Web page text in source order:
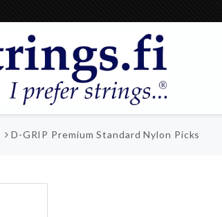
D-GRIP Premium Standard Nylon Picks